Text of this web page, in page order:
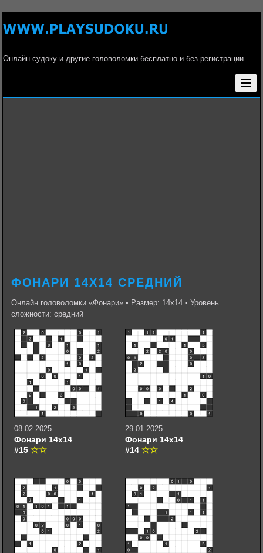
Онлайн судоку и другие головоломки бесплатно и без регистрации
ФОНАРИ 14Х14 СРЕДНИЙ
Онлайн головоломки «Фонари» • Размер: 14х14 • Уровень
сложности: средний
08.02.2025
Фонари 14х14
#15
29.01.2025
Фонари 14х14
#14